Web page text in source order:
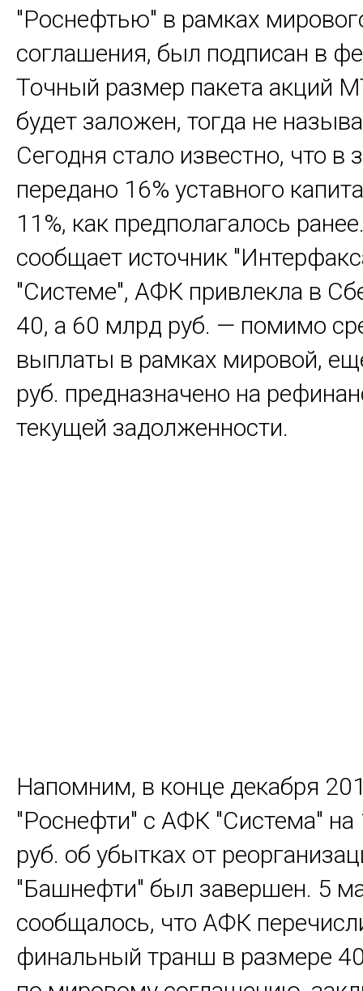
"Роснефтью" в рамках
соглашения, был подписан в
Точный размер пакета акций
будет заложен, тогда не
Сегодня стало известно, что в
передано 16% уставного
11%, как предполагалось
сообщает источник
"Системе", АФК привлекла в
40, а 60 млрд руб. — помимо
выплаты в рамках мировой,
руб. предназначено на
текущей задолженности.
Напомним, в конце декабря
"Роснефти" с АФК "Система"
руб. об убытках от
"Башнефти" был завершен. 5
сообщалось, что АФК
финальный транш в размере